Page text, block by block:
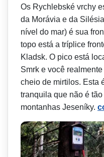
Os Rychlebské vrchy
da Morávia e da
nível do mar) é sua
topo está a tríplice
Kladsk. O pico está
Smrk e você
cheio de mirtilos. Esta
tranquila que não é
montanhas Jeseníky.